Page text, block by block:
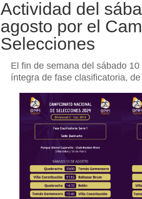
Actividad del
agosto por el
Selecciones
El fin de semana del sábado
íntegra de fase clasificatoria,